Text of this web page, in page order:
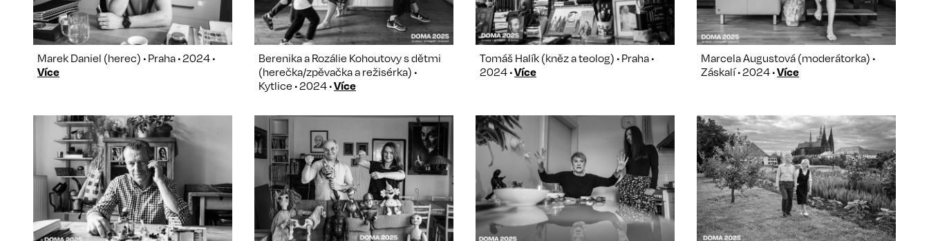
Marek Daniel (herec) • Praha • 2024 •
Více
Berenika a Rozálie Kohoutovy s dětmi
(herečka/zpěvačka a režisérka) •
Kytlice • 2024 •Více
Tomáš Halík (kněz a teolog) • Praha •
2024 •Více
Marcela Augustová (moderátorka) •
Záskalí • 2024 •Více